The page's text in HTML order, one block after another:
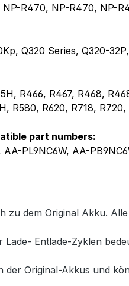
R470, NP-R470,
Q320 Series, Q320-
R466, R467, R468,
R580, R620, R718,
part numbers:
PL9NC6W, AA-
zu dem Original Akku.
Entlade-Zyklen
Original-Akkus und